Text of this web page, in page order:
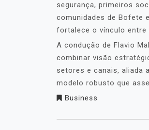
segurança, primeiros
comunidades de Bofete
fortalece o vínculo entre
A condução de Flavio
combinar visão
setores e canais, aliada
modelo robusto que
Business